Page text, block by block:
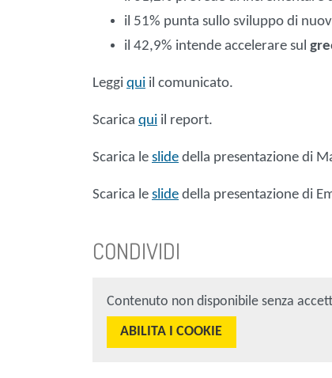
il 51% punta sullo sviluppo di
il 42,9% intende accelerare sul
Leggi qui il comunicato.
Scarica qui il report.
Scarica le slide della presentazione di
Scarica le slide della presentazione di
CONDIVIDI
Contenuto non disponibile senza
ABILITA I COOKIE